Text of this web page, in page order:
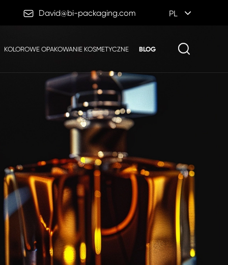
 David@bi-packaging.com PL
KOLOROWE OPAKOWANIE KOSMETYCZNE BLOG